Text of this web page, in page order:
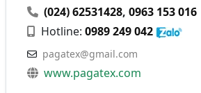
(024) 62531428,0963 153 016
Hotline:0989 249 042
pagatex@gmail.com
www.pagatex.com